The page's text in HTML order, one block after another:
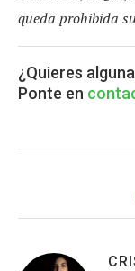
queda prohibida
¿Quieres
Ponte en